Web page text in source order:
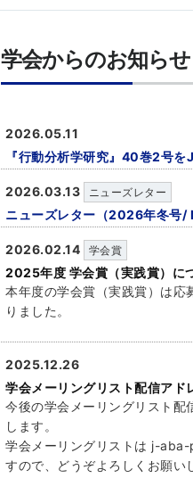
学会からのお知らせ
2026.05.11
『行動分析学研究』40巻2号を
2026.03.13 ニューズレター
ニューズレター（2026年冬号/
2026.02.14 学会賞
2025年度 学会賞（実践賞）に
本年度の学会賞（実践賞）は応
りました。
2025.12.26
学会メーリングリスト配信アド
今後の学会メーリングリスト配
します。
学会メーリングリストは j-
すので、どうぞよろしくお願い